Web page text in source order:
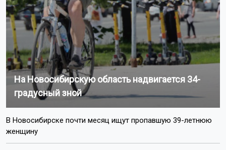
На Новосибирскую область надвигается 34-
градусный зной
В Новосибирске почти месяц ищут пропавшую 39-летнюю
женщину